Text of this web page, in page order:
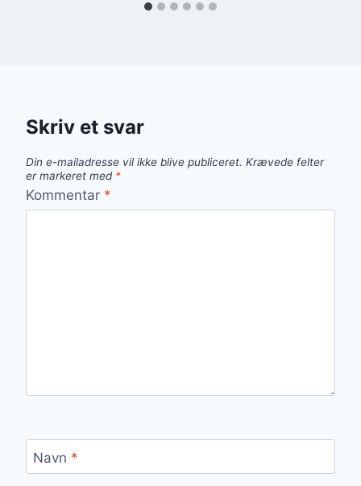
Skriv et svar
Din e-mailadresse vil ikke blive publiceret. Krævede felter
er markeret med *
Kommentar *
Navn *